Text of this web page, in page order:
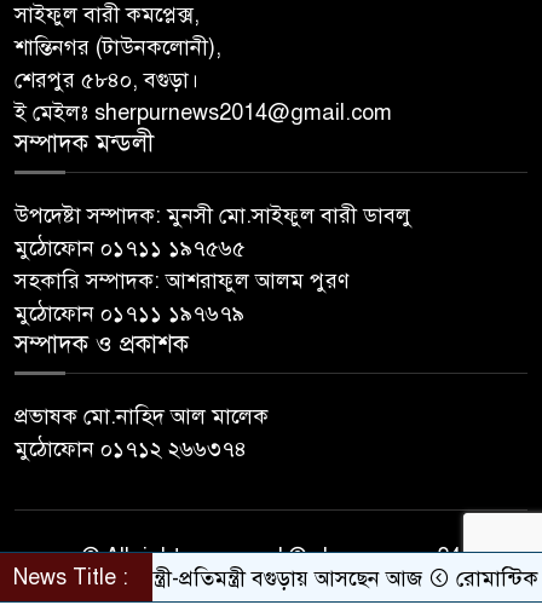
সাইফুল বারী কমপ্লেক্স,
শান্তিনগর (টাউনকলোনী),
শেরপুর ৫৮৪০, বগুড়া।
ই মেইলঃ sherpurnews2014@gmail.com
সম্পাদক মন্ডলী
উপদেষ্টা সম্পাদক: মুনসী মো.সাইফুল বারী ডাবলু
মুঠোফোন ০১৭১১ ১৯৭৫৬৫
সহকারি সম্পাদক: আশরাফুল আলম পুরণ
মুঠোফোন ০১৭১১ ১৯৭৬৭৯
সম্পাদক ও প্রকাশক
প্রভাষক মো.নাহিদ আল মালেক
মুঠোফোন ০১৭১২ ২৬৬৩৭৪
© All rights reserved © sherpurnews24
Developer Contact
News Title :
তিন মন্ত্রী-প্রতিমন্ত্রী বগুড়ায় আসছেন আজ রোমান্টিক